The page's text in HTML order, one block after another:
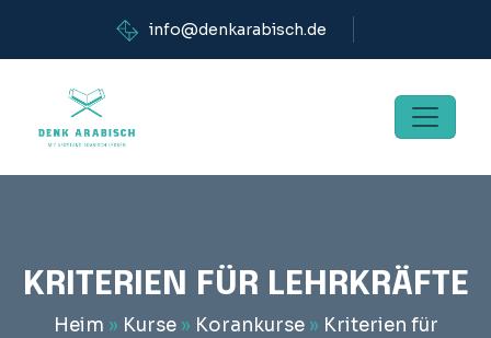
info@denkarabisch.de
KRITERIEN FÜR LEHRKRÄFTE
Heim » Kurse» Korankurse» Kriterien für